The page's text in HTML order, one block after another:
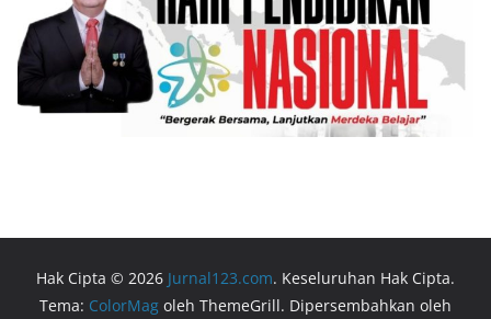
Hak Cipta © 2026 Jurnal123.com. Keseluruhan Hak Cipta.
Tema: ColorMag oleh ThemeGrill. Dipersembahkan oleh